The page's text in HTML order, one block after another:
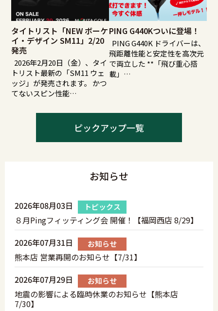
タイトリスト「NEW ボーケ
イ・デザイン SM11」2/20
発売
2026年2月20日（金）、タイ
トリスト最新の「SM11 ウェ
ッジ」が発売されます。 かつ
てないスピン性能…
PING G440Kついに登場！
PING G440K ドライバーは、
飛距離性能と安定性を高次元
で両立した **「飛び重心搭
載」…
ピックアップ一覧
お知らせ
2026年08月03日 トピックス
８月Pingフィッティング会 開催！【福岡西店 8/29】
2026年07月31日
お知らせ
熊本店 営業再開のお知らせ【7/31】
2026年07月29日
お知らせ
地震の影響による臨時休業のお知らせ【熊本店
7/30】